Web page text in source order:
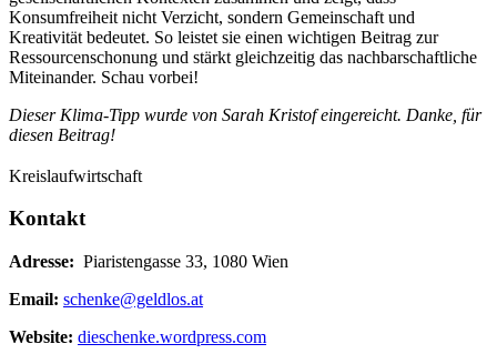
Konsumfreiheit nicht Verzicht, sondern Gemeinschaft und
Kreativität bedeutet. So leistet sie einen wichtigen Beitrag zur
Ressourcenschonung und stärkt gleichzeitig das nachbarschaftliche
Miteinander. Schau vorbei!
Dieser Klima-Tipp wurde von Sarah Kristof eingereicht. Danke, für
diesen Beitrag!
Kreislaufwirtschaft
Kontakt
Adresse: Piaristengasse 33, 1080 Wien
Email: schenke@geldlos.at
Website: dieschenke.wordpress.com